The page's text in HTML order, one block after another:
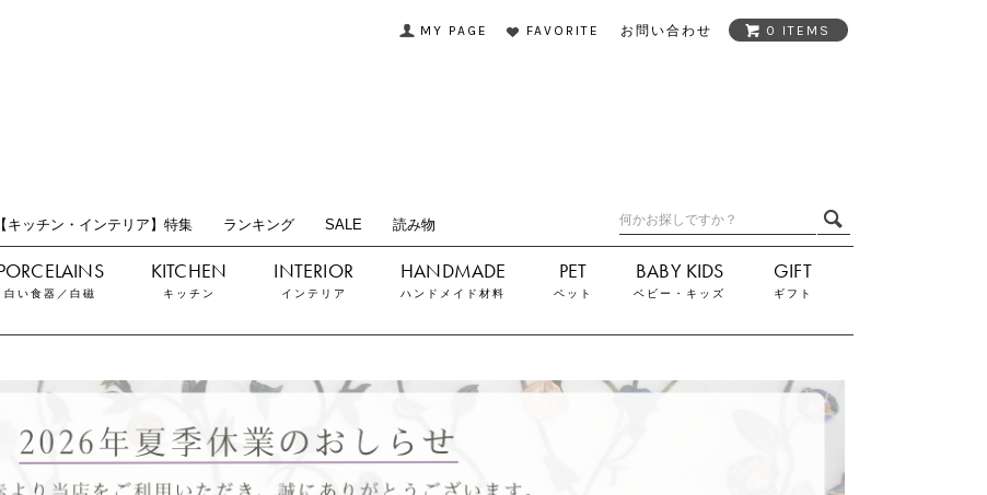
MY PAGE FAVORITE お問い合わせ 0 ITEMS
【キッチン・インテリア】特集 ランキング SALE 読み物
白い食器／白磁 キッチン インテリア ハンドメイド材料 ペット ベビー・キッズ ギフト